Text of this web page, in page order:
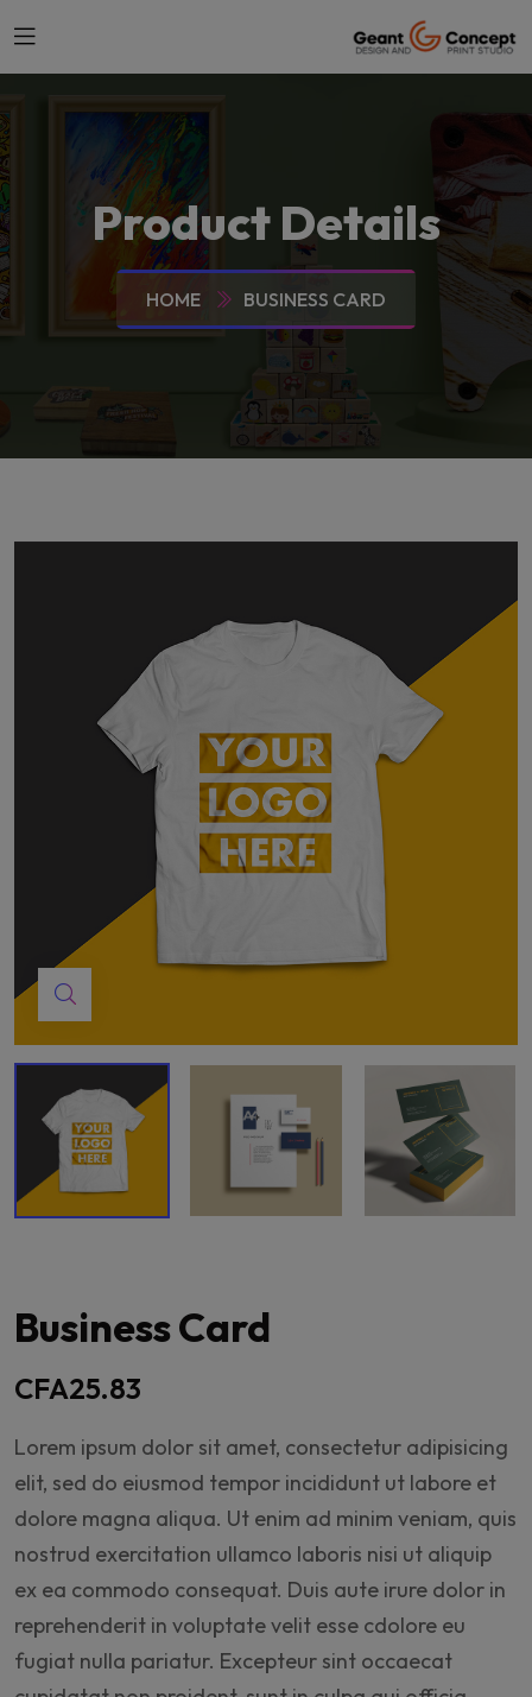
Product Details
HOME BUSINESS CARD
Business Card
CFA25.83
Lorem ipsum dolor sit amet, consectetur adipisicing
elit, sed do eiusmod tempor incididunt ut labore et
dolore magna aliqua. Ut enim ad minim veniam, quis
nostrud exercitation ullamco laboris nisi ut aliquip
ex ea commodo consequat. Duis aute irure dolor in
reprehenderit in voluptate velit esse cdolore eu
fugiat nulla pariatur. Excepteur sint occaecat